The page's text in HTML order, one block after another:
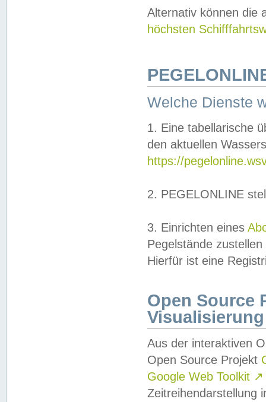
Alternativ können die
höchsten
Welche Dienste
1. Eine tabellarische
den aktuellen
https://
2. PEGELONLINE
3. Einrichten eines
Pegelstände
Hierfür ist eine
Open Source
Visualisierung
Aus der interaktiven
Open Source Projekt
Google Web Toolkit ↗
Zeitreihendarstellung